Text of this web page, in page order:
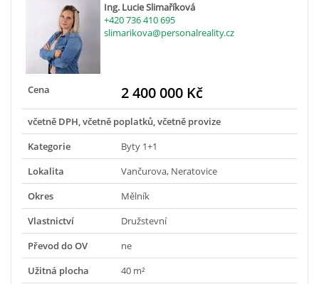
Ing. Lucie Slimaříková
+420 736 410 695
slimarikova@personalreality.cz
Cena 2 400 000 Kč
včetně DPH, včetně poplatků, včetně provize
Kategorie
Byty 1+1
Lokalita
Vančurova, Neratovice
Okres
Mělník
Vlastnictví
Družstevní
Převod do OV
ne
Užitná plocha
40 m²